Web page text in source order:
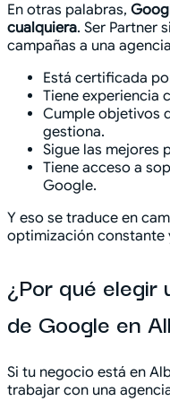
En otras palabras,
cualquiera. Ser Partner
campañas a una
Está certificada
Tiene experiencia
Cumple objetivos
gestiona.
Sigue las mejores
Tiene acceso a
Google.
Y eso se traduce en
optimización constante
¿Por qué elegir
de Google en
Si tu negocio está en
trabajar con una